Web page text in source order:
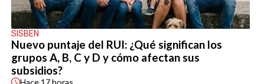
SISBEN
Nuevo puntaje del RUI: ¿Qué significan los
grupos A, B, C y D y cómo afectan sus
subsidios?
Hace 17 horas